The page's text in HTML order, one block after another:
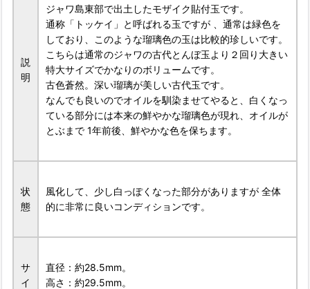
説
明
ジャワ島東部で出土したモザイク貼付玉です。
通称「トッケイ」と呼ばれる玉ですが 、通常は緑色を
しており、このような瑠璃色の玉は比較的珍しいです。
こちらは通常のジャワの古代とんぼ玉より２回り大きい
特大サイズでかなりのボリュームです。
古色蒼然。深い瑠璃が美しい古代玉です。
なんでも良いのでオイルを馴染ませてやると、白くなっ
ている部分には本来の鮮やかな瑠璃色が現れ、オイルが
とぶまで 1年前後、鮮やかな色を保ちます。
状
態
風化して、少し白っぽくなった部分がありますが 全体
的に非常に良いコンディションです。
サ
イ
直径：約28.5mm。
高さ：約29.5mm。